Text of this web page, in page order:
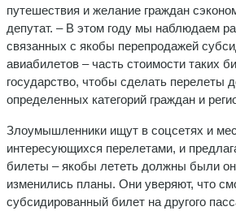
путешествия и желание граждан
депутат. – В этом году мы наблюдаем
связанных с якобы перепродажей
авиабилетов – часть стоимости таких
государство, чтобы сделать перелеты
определенных категорий граждан и
Злоумышленники ищут в соцсетях и
интересующихся перелетами, и
билеты – якобы лететь должны были
изменились планы. Они уверяют, что
субсидированный билет на другого